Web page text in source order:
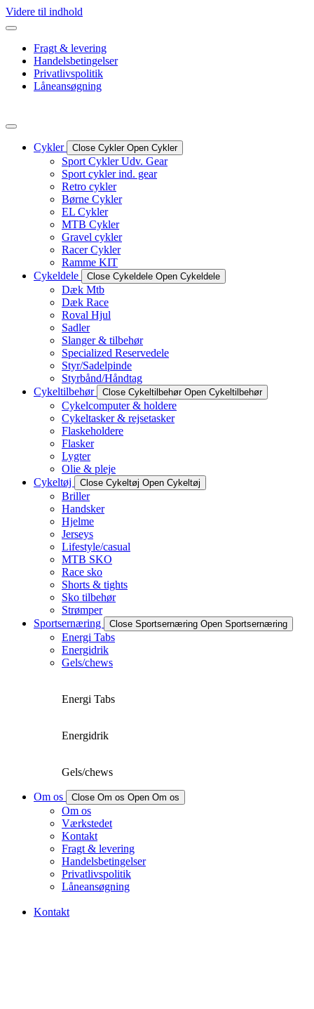
Videre til indhold
Fragt & levering
Handelsbetingelser
Privatlivspolitik
Låneansøgning
Cykler Close Cykler Open Cykler
Sport Cykler Udv. Gear
Sport cykler ind. gear
Retro cykler
Børne Cykler
EL Cykler
MTB Cykler
Gravel cykler
Racer Cykler
Ramme KIT
Cykeldele
Close Cykeldele Open Cykeldele
Dæk Mtb
Dæk Race
Roval Hjul
Sadler
Slanger & tilbehør
Specialized Reservedele
Styr/Sadelpinde
Styrbånd/Håndtag
Cykeltilbehør
Close Cykeltilbehør Open Cykeltilbehør
Cykelcomputer & holdere
Cykeltasker & rejsetasker
Flaskeholdere
Flasker
Lygter
Olie & pleje
Cykeltøj
Close Cykeltøj Open Cykeltøj
Briller
Handsker
Hjelme
Jerseys
Lifestyle/casual
MTB SKO
Race sko
Shorts & tights
Sko tilbehør
Strømper
Sportsernæring
Close Sportsernæring Open Sportsernæring
Energi Tabs
Energidrik
Gels/chews
Energi Tabs
Energidrik
Gels/chews
Om os Close Om os Open Om os
Om os
Værkstedet
Kontakt
Fragt & levering
Handelsbetingelser
Privatlivspolitik
Låneansøgning
Kontakt